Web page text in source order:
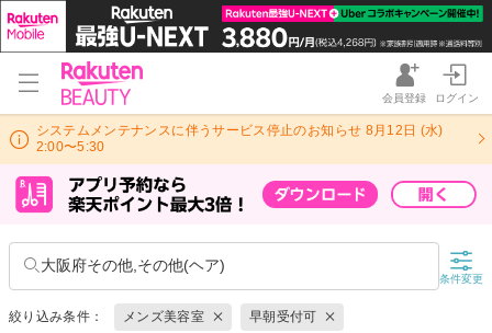
会員登録 ログイン
システムメンテナンスに伴うサービス停止のお知らせ 8月12日 (水)
2:00〜5:30
大阪府その他,その他(ヘア)
条件変更
絞り込み条件： メンズ美容室 早朝受付可